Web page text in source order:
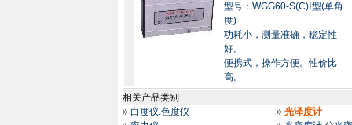
型号：WGG60-S(C)Ⅰ型(单角
度)
功耗小，测量准确，稳定性
好。
便携式，操作方便。性价比
高。
相关产品类别
白度仪.色度仪
光泽度计